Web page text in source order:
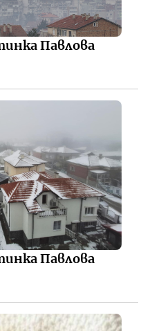
Павлова
Павлова